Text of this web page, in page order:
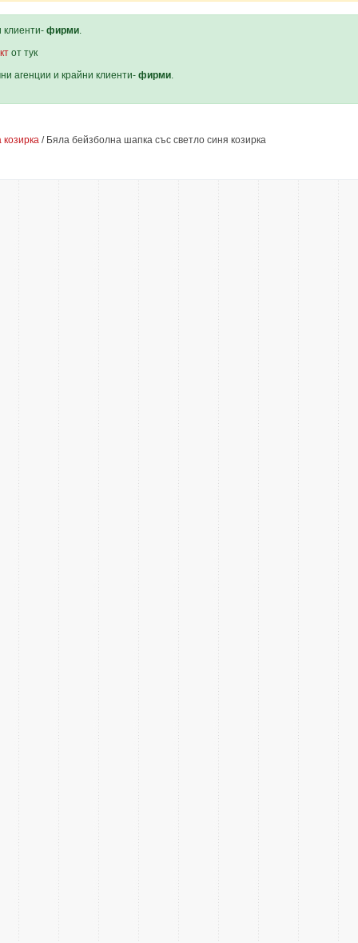
клиенти- фирми.
от тук
агенции и крайни клиенти- фирми.
/ Бяла бейзболна шапка със светло синя козирка